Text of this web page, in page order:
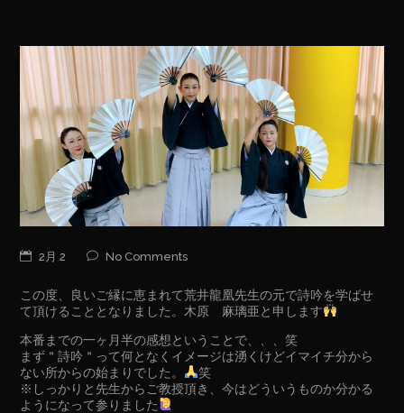
2月 2 No Comments
この度、良いご縁に恵まれて荒井龍凰先生の元で詩吟を学ばせ
て頂けることとなりました。木原 麻璃亜と申します
本番までの一ヶ月半の感想ということで、、、笑
まず＂詩吟＂って何となくイメージは湧くけどイマイチ分から
ない所からの始まりでした。
笑
※しっかりと先生からご教授頂き、今はどういうものか分かる
ようになって参りました